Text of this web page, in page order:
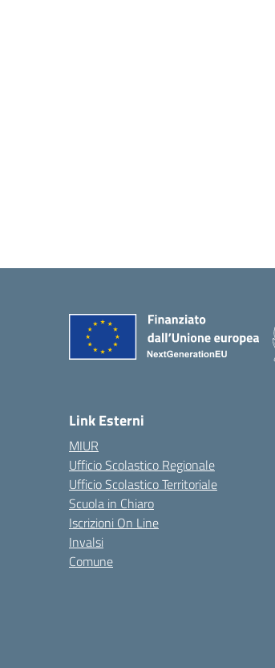
Link Esterni
MIUR
Ufficio Scolastico Regionale
Ufficio Scolastico Territoriale
Scuola in Chiaro
Iscrizioni On Line
Invalsi
Comune